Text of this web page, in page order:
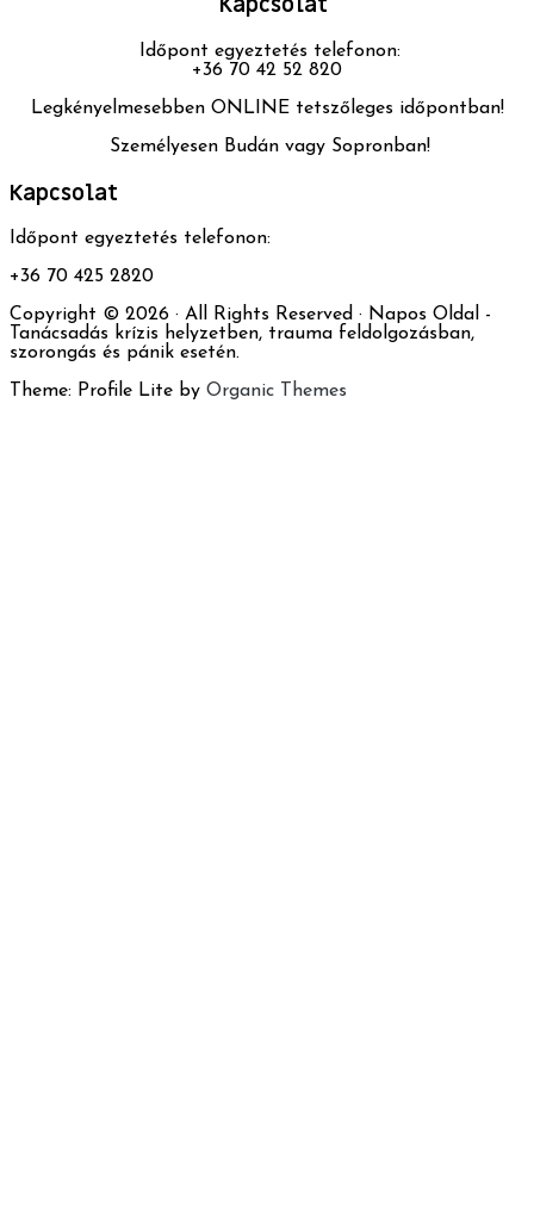
Időpont egyeztetés telefonon:
+36 70 42 52 820
Legkényelmesebben ONLINE tetszőleges időpontban!
Személyesen Budán vagy Sopronban!
Kapcsolat
Időpont egyeztetés telefonon:
+36 70 425 2820
Copyright © 2026 · All Rights Reserved · Napos Oldal -
Tanácsadás krízis helyzetben, trauma feldolgozásban,
szorongás és pánik esetén.
Theme: Profile Lite by Organic Themes